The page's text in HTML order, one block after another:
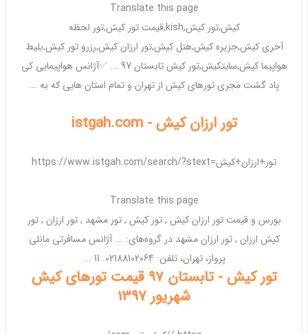
Translate this page
کیش,تور کیش,
kish,قیمتتور کیش,تور لحظه
آخریکیش,جزیرهکیش,هتلکیش,تور ارزان کیش,رزروتور کیش,بلیط
هواپیماکیش,سایتکیش,تور کیش
تابستان 97 ... ✅آژانس هواپیمایی کی
پاد گشت مجریتورهای کیش از تهران و تمام استان هایی که به ...
تور ارزان کیش - istgah.com
https://www.istgah.com/search/?stext=تور+ارزان+کیش
Translate this page
بورس و قیمتتور ارزان کیش ,تور کیش ,تور مشهد ,تور ارزان ,تور
کیش ارزان ,تور ارزانمشهد در گروه‌های: ... آژانس مسافرتی مانلی
پرواز،تهران، تلفن: 02188102064. 11 ...
تور کیش - تابستان 97 قیمت تورهای کیش
شهریور 1397